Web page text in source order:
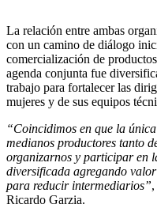
La relación entre ambas
con un camino de diálogo
comercialización de
agenda conjunta fue
trabajo para fortalecer las
mujeres y de sus equipos
“Coincidimos en que la
medianos productores tanto
organizarnos y participar en
diversificada agregando
para reducir intermediarios”
Ricardo Garzia.